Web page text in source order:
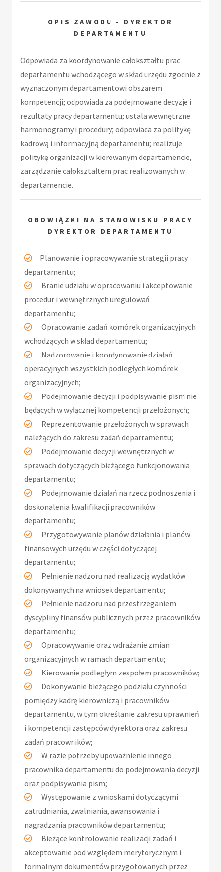
OPIS ZAWODU - DYREKTOR
DEPARTAMENTU
Odpowiada za koordynowanie całokształtu prac
departamentu wchodzącego w skład urzędu zgodnie z
wyznaczonym departamentowi obszarem
kompetencji; odpowiada za podejmowane decyzje i
rezultaty pracy departamentu; ustala wewnętrzne
harmonogramy i procedury; odpowiada za politykę
kadrową i informacyjną departamentu; realizuje
politykę organizacji w kierowanym departamencie,
zarządzanie całokształtem prac realizowanych w
departamencie.
OBOWIĄZKI NA STANOWISKU PRACY
DYREKTOR DEPARTAMENTU
Planowanie i opracowywanie strategii pracy
departamentu;
Branie udziału w opracowaniu i akceptowanie
procedur i wewnętrznych uregulowań
departamentu;
Opracowanie zadań komórek organizacyjnych
wchodzących w skład departamentu;
Nadzorowanie i koordynowanie działań
operacyjnych wszystkich podległych komórek
organizacyjnych;
Podejmowanie decyzji i podpisywanie pism nie
będących w wyłącznej kompetencji przełożonych;
Reprezentowanie przełożonych w sprawach
należących do zakresu zadań departamentu;
Podejmowanie decyzji wewnętrznych w
sprawach dotyczących bieżącego funkcjonowania
departamentu;
Podejmowanie działań na rzecz podnoszenia i
doskonalenia kwalifikacji pracowników
departamentu;
Przygotowywanie planów działania i planów
finansowych urzędu w części dotyczącej
departamentu;
Pełnienie nadzoru nad realizacją wydatków
dokonywanych na wniosek departamentu;
Pełnienie nadzoru nad przestrzeganiem
dyscypliny finansów publicznych przez pracowników
departamentu;
Opracowywanie oraz wdrażanie zmian
organizacyjnych w ramach departamentu;
Kierowanie podległym zespołem pracowników;
Dokonywanie bieżącego podziału czynności
pomiędzy kadrę kierowniczą i pracowników
departamentu, w tym określanie zakresu uprawnień
i kompetencji zastępców dyrektora oraz zakresu
zadań pracowników;
W razie potrzeby upoważnienie innego
pracownika departamentu do podejmowania decyzji
oraz podpisywania pism;
Występowanie z wnioskami dotyczącymi
zatrudniania, zwalniania, awansowania i
nagradzania pracowników departamentu;
Bieżące kontrolowanie realizacji zadań i
akceptowanie pod względem merytorycznym i
formalnym dokumentów przygotowanych przez